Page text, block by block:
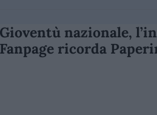
Gioventù nazionale,
Fanpage ricorda